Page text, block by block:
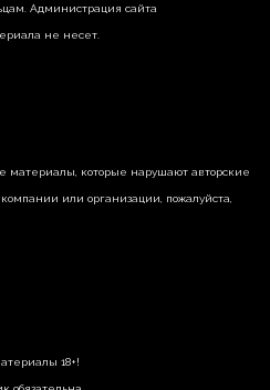
Администрация сайта
не несет.
которые нарушают авторские
или организации, пожалуйста,
18+!